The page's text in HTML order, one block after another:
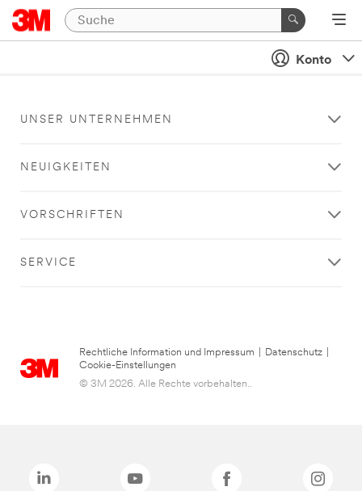
Konto
UNSER UNTERNEHMEN
NEUIGKEITEN
VORSCHRIFTEN
SERVICE
Rechtliche Information und Impressum Datenschutz
Cookie-Einstellungen
© 3M 2026. Alle Rechte vorbehalten..